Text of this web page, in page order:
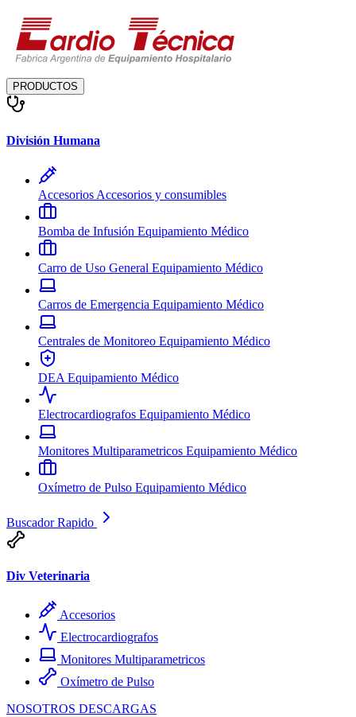
PRODUCTOS
División Humana
Accesorios Accesorios y consumibles
Bomba de Infusión Equipamiento Médico
Carro de Uso General Equipamiento Médico
Carros de Emergencia Equipamiento Médico
Centrales de Monitoreo Equipamiento Médico
DEA Equipamiento Médico
Electrocardiografos Equipamiento Médico
Monitores Multiparametricos Equipamiento Médico
Oxímetro de Pulso Equipamiento Médico
Buscador Rapido
Div Veterinaria
Accesorios
Electrocardiografos
Monitores Multiparametricos
Oxímetro de Pulso
NOSOTROS DESCARGAS